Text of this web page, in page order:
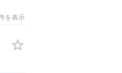
を表示